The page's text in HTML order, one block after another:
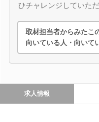
ひチャレンジしていた
取材担当者からみたこ
向いている人・向いて
求人情報